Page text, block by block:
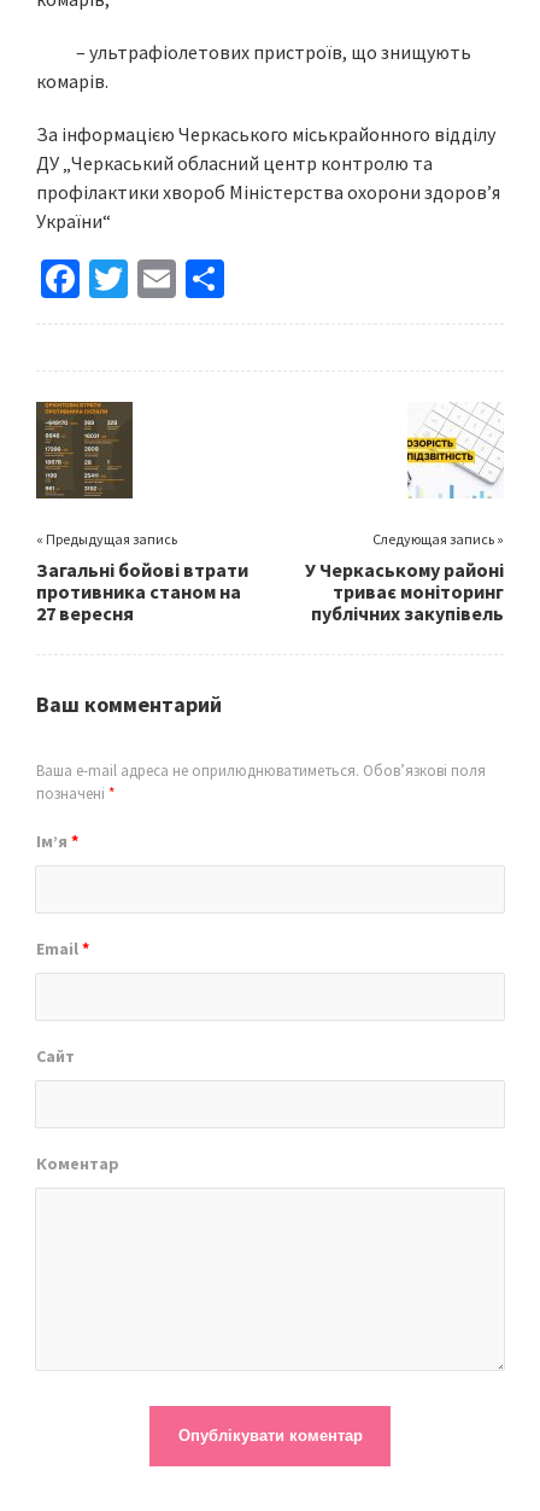
– ультрафіолетових пристроїв, що знищують
комарів.
За інформацією Черкаського міськрайонного відділу
ДУ „Черкаський обласний центр контролю та
профілактики хвороб Міністерства охорони здоров’я
України“
Fa
ce
o
o
k
T
wi
er
E
m h
« Предыдущая запись
Загальні бойові втрати
противника станом на
27 вересня
Следующая запись »
У Черкаському районі
триває моніторинг
публічних закупівель
Ваш комментарий
Ваша e-mail адреса не оприлюднюватиметься. Обов’язкові поля
позначені *
Ім’я *
Email*
Сайт
Коментар